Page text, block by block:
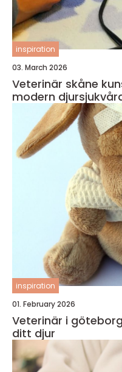
inspiration
03. March 2026
Veterinär skåne kunskap, trygghet och
modern
inspiration
01. February 2026
Veterinär i göteborg så väljer du rätt vård för
ditt djur